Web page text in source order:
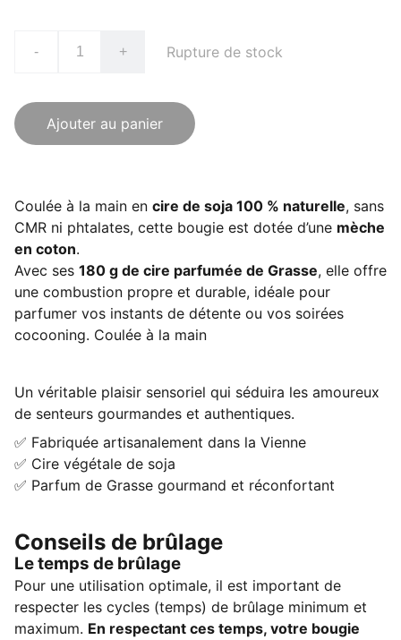
- + Rupture de stock
Ajouter au panier
Coulée à la main en cire de soja 100 % naturelle, sans
CMR ni phtalates, cette bougie est dotée d’une mèche
en coton.
Avec ses 180 g de cire parfumée de Grasse, elle offre
une combustion propre et durable, idéale pour
parfumer vos instants de détente ou vos soirées
cocooning. Coulée à la main
Un véritable plaisir sensoriel qui séduira les amoureux
de senteurs gourmandes et authentiques.
✅ Fabriquée artisanalement dans la Vienne
✅ Cire végétale de soja
✅ Parfum de Grasse gourmand et réconfortant
Conseils de brûlage
Le temps de brûlage
Pour une utilisation optimale, il est important de
respecter les cycles (temps) de brûlage minimum et
maximum. En respectant ces temps, votre bougie